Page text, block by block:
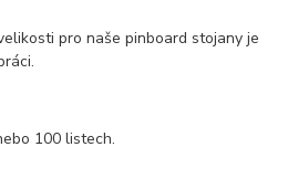
pro naše pinboard stojany je
100 listech.